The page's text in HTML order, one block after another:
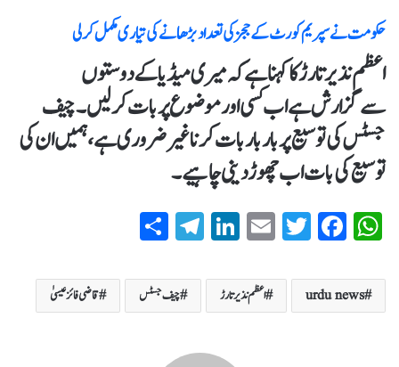
حکومت نے سپریم کورٹ کے ججز کی تعداد بڑھانے کی تیاری مکمل کر لی
اعظم نذیر تارڑ کاکہنا ہےکہ میری میڈیا کےدوستوں
سےگزارش ہےاب کسی اور موضوع پر بات کرلیں۔چیف
جسٹس کی توسیع پر بار بار بات کرناغیر ضروری ہے، ہمیں ان کی
توسیع کی بات اب چھوڑ دینی چاہیے۔
W
ts
A
Fa
bo
ok
T
tte
r
E
ail
Li
ed
In
T
eg
ra
re urdu news اعظم نذیر تارڑ چیف جسٹس قاضی فائز عیسیٰ